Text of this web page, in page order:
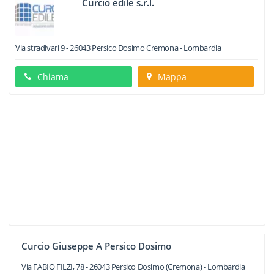
Curcio edile s.r.l.
Via stradivari 9-26043Persico DosimoCremona -Lombardia
Chiama Mappa
Curcio Giuseppe A Persico Dosimo
Via FABIO FILZI, 78-26043 Persico Dosimo(Cremona) -Lombardia